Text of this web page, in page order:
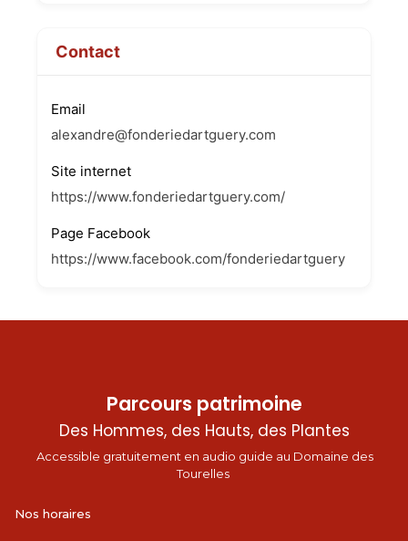
Contact
Email
alexandre@fonderiedartguery.com
Site internet
https://www.fonderiedartguery.com/
Page Facebook
https://www.facebook.com/fonderiedartguery
Parcours patrimoine
Des Hommes, des Hauts, des Plantes
Accessible gratuitement en audio guide au Domaine des
Tourelles
Nos horaires